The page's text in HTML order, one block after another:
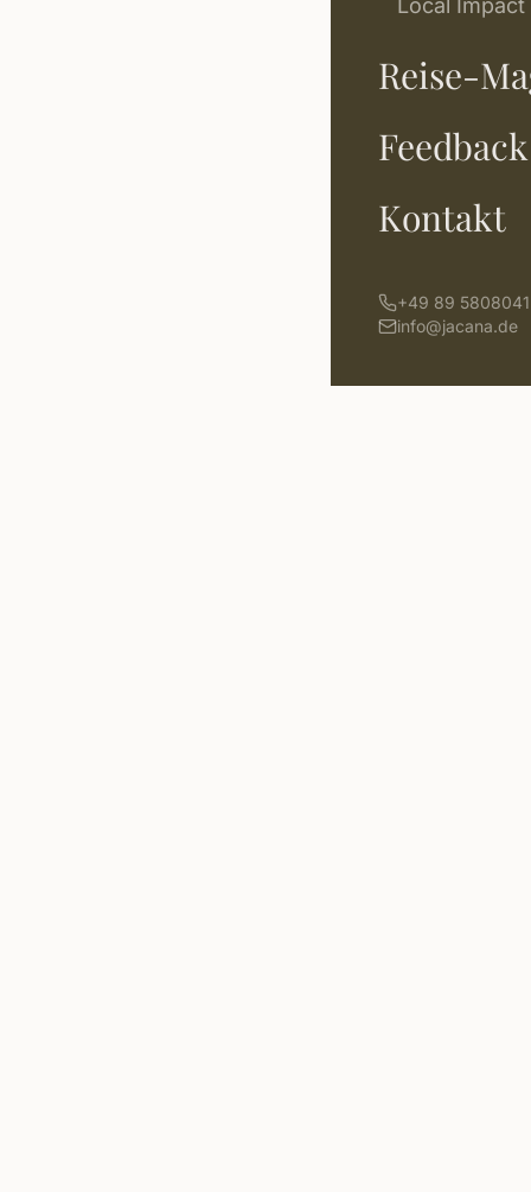
Local Impact
Reise-
Feedback
Kontakt
+49 89 5808041
info@jacana.de